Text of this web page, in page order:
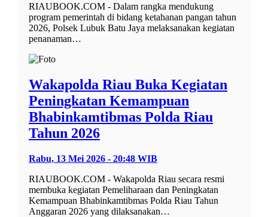
RIAUBOOK.COM - Dalam rangka mendukung
program pemerintah di bidang ketahanan pangan tahun
2026, Polsek Lubuk Batu Jaya melaksanakan kegiatan
penanaman…
Wakapolda Riau Buka Kegiatan
Peningkatan Kemampuan
Bhabinkamtibmas Polda Riau
Tahun 2026
Rabu, 13 Mei 2026 - 20:48 WIB
RIAUBOOK.COM - Wakapolda Riau secara resmi
membuka kegiatan Pemeliharaan dan Peningkatan
Kemampuan Bhabinkamtibmas Polda Riau Tahun
Anggaran 2026 yang dilaksanakan…